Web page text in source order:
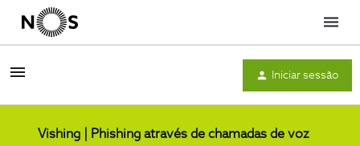
Menu
Iniciar sessão
Vishing | Phishing através de chamadas de voz